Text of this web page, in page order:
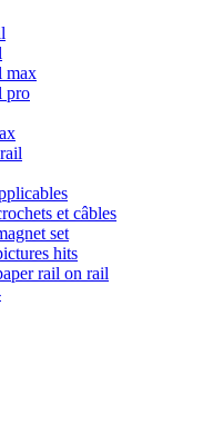
max
pro
et câbles
set
hits
rail on rail